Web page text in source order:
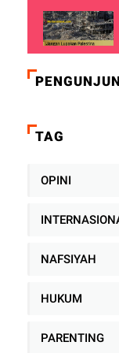
TAG
OPINI
NAFSIYAH
HUKUM
PARENTING